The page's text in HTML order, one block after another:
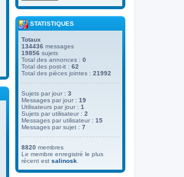
STATISTIQUES
Totaux
134436 messages
19856 sujets
Total des annonces : 0
Total des post-it : 62
Total des pièces jointes : 21992
Sujets par jour : 3
Messages par jour : 19
Utilisateurs par jour : 1
Sujets par utilisateur : 2
Messages par utilisateur : 15
Messages par sujet : 7
8820 membres
Le membre enregistré le plus
récent est salinosk